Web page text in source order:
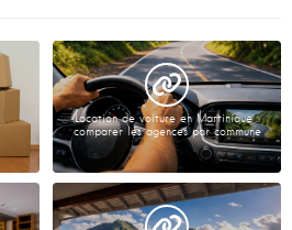
Location de voiture en Martinique :
comparer les agences par commune